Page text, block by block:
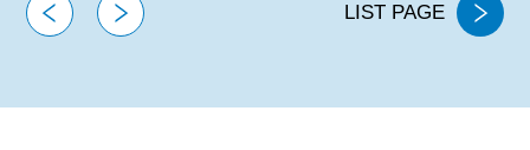
LIST PAGE